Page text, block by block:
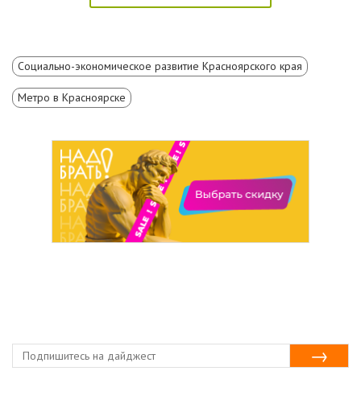
Социально-экономическое развитие Красноярского края
Метро в Красноярске